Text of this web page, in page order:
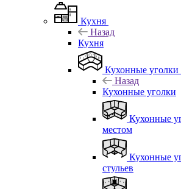
Кухня
Назад
Кухня
Кухонные уголки
Назад
Кухонные уголки
Кухонные
местом
Кухонные
стульев